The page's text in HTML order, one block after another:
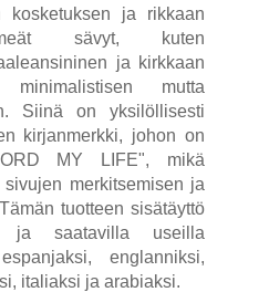
kosketuksen ja rikkaan
sävyt, kuten
ja kirkkaan
mutta
Siinä on yksilöllisesti
kirjanmerkki, johon on
MY LIFE", mikä
merkitsemisen ja
tuotteen sisätäyttö
ja saatavilla useilla
englanniksi,
italiaksi ja arabiaksi.